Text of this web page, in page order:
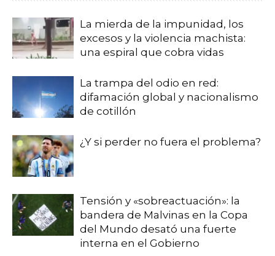
La mierda de la impunidad, los
excesos y la violencia machista:
una espiral que cobra vidas
La trampa del odio en red:
difamación global y nacionalismo
de cotillón
¿Y si perder no fuera el problema?
Tensión y «sobreactuación»: la
bandera de Malvinas en la Copa
del Mundo desató una fuerte
interna en el Gobierno